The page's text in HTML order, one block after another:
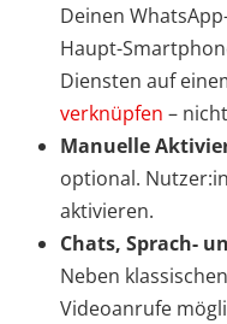
Deinen
Haupt-
Diensten auf
verknüpfen –
Manuelle
optional.
aktivieren.
Chats, Sprach-
Neben
Videoanrufe